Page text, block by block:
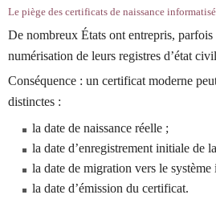
Le piège des certificats de naissance
De nombreux États ont entrepris, parfois
numérisation de leurs registres d’état
Conséquence : un certificat moderne
distinctes :
la date de naissance réelle ;
la date d’enregistrement initiale de
la date de migration vers le
la date d’émission du certificat.